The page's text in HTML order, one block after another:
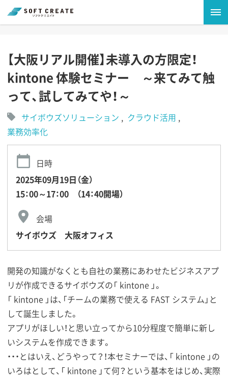
【大阪リアル開催】未導入の方限定！
kintone 体験セミナー ～来てみて触
って、試してみてや！～
サイボウズソリューション
クラウド活用
業務効率化
日時
2025年09月19日（金）
15：00～17：00 （14：40開場）
会場
サイボウズ 大阪オフィス
開発の知識がなくとも自社の業務にあわせたビジネスアプ
リが作成できるサイボウズの「 kintone 」。
「 kintone 」は、「チームの業務で使える FAST システム」と
して誕生しました。
アプリがほしい！と思い立ってから10分程度で簡単に新し
いシステムを作成できます。
・・・とはいえ、どうやって？！本セミナーでは、「 kintone 」の
いろはとして、「 kintone 」て何？という基本をはじめ、実際